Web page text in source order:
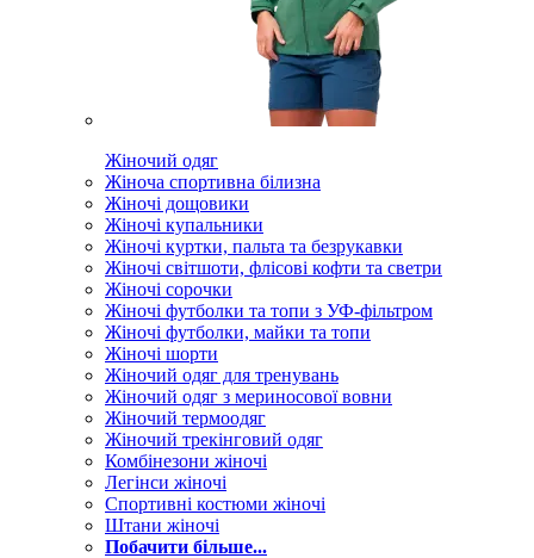
Жіночий одяг
Жіноча спортивна білизна
Жіночі дощовики
Жіночі купальники
Жіночі куртки, пальта та безрукавки
Жіночі світшоти, флісові кофти та светри
Жіночі сорочки
Жіночі футболки та топи з УФ-фільтром
Жіночі футболки, майки та топи
Жіночі шорти
Жіночий одяг для тренувань
Жіночий одяг з мериносової вовни
Жіночий термоодяг
Жіночий трекінговий одяг
Комбінезони жіночі
Легінси жіночі
Спортивні костюми жіночі
Штани жіночі
Побачити більше...